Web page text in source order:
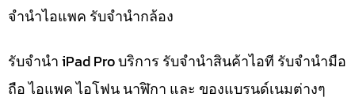
จำนำไอแพค รับจำนำกล้อง
รับจำนำ iPad Pro บริการ รับจำนำสินค้าไอที รับจำนำมือ
ถือ ไอแพค ไอโฟน นาฬิกา และ ของแบรนด์เนมต่างๆ